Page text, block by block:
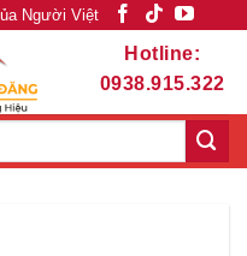
Người Việt
Hotline:
0938.915.322